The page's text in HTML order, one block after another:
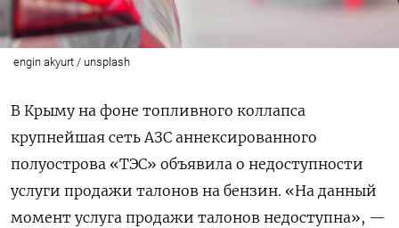
engin akyurt / unsplash
В Крыму на фоне топливного коллапса
крупнейшая сеть АЗС аннексированного
полуострова «ТЭС» объявила о недоступности
услуги продажи талонов на бензин. «На данный
момент услуга продажи талонов недоступна», —